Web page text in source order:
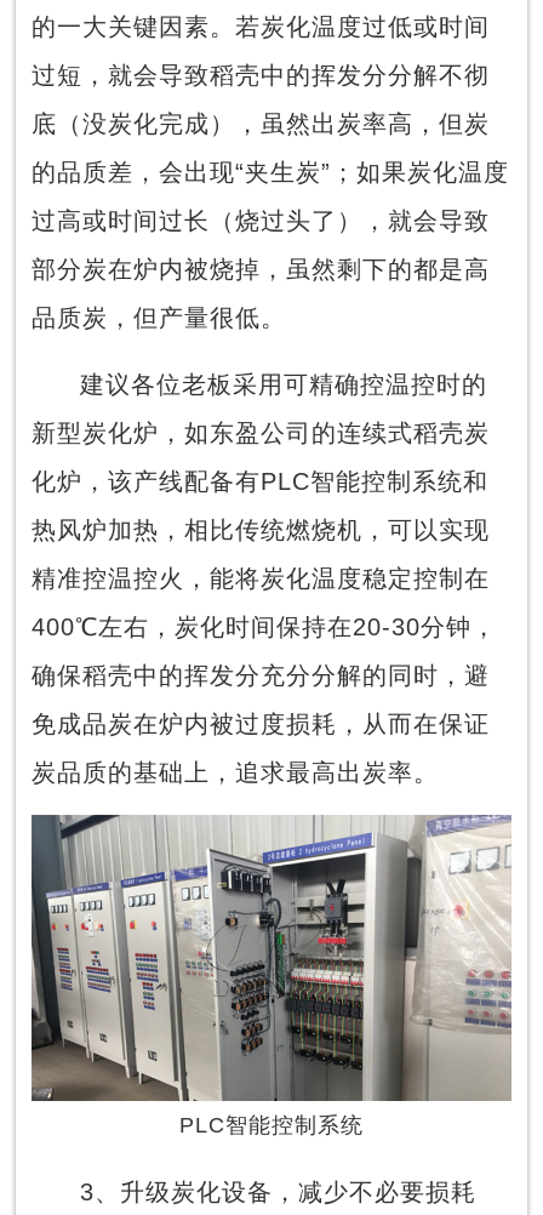
的一大关键因素。若炭化温度过低或时间
过短，就会导致稻壳中的挥发分分解不彻
底（没炭化完成），虽然出炭率高，但炭
的品质差，会出现“夹生炭”；如果炭化温度
过高或时间过长（烧过头了），就会导致
部分炭在炉内被烧掉，虽然剩下的都是高
品质炭，但产量很低。
建议各位老板采用可精确控温控时的
新型炭化炉，如东盈公司的连续式稻壳炭
化炉，该产线配备有PLC智能控制系统和
热风炉加热，相比传统燃烧机，可以实现
精准控温控火，能将炭化温度稳定控制在
400℃左右，炭化时间保持在20-30分钟，
确保稻壳中的挥发分充分分解的同时，避
免成品炭在炉内被过度损耗，从而在保证
炭品质的基础上，追求最高出炭率。
PLC智能控制系统
3、升级炭化设备，减少不必要损耗